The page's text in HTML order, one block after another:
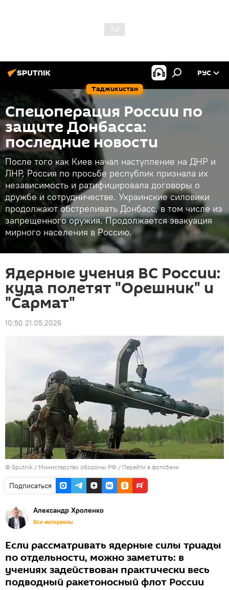
Таджикистан
РУС
Спецоперация России по
защите Донбасса:
последние новости
После того как Киев начал наступление на ДНР и
ЛНР, Россия по просьбе республик признала их
независимость и ратифицировала договоры о
дружбе и сотрудничестве. Украинские силовики
продолжают обстреливать Донбасс, в том числе из
запрещенного оружия. Продолжается эвакуация
мирного населения в Россию.
Ядерные учения ВС России:
куда полетят "Орешник" и
"Сармат"
10:50 21.05.2026
© Sputnik / Министерство обороны РФ / Перейти в фотобанк
Подписаться
Александр Хроленко
Все материалы
Если рассматривать ядерные силы триады
по отдельности, можно заметить: в
учениях задействован практически весь
подводный ракетоносный флот России